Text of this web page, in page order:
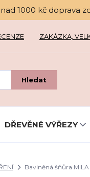
1000 kč doprava
ZAKÁZKA,
Hledat
DŘEVĚNÉ VÝŘEZY
Bavlněná šňůra